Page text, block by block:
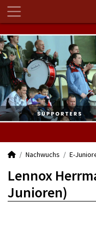
Nachwuchs E-
Lennox
Junioren)